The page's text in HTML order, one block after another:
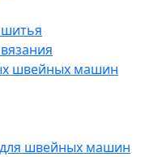
швейных машин
швейных машин